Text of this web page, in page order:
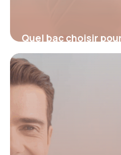
Quel bac choisir
orthodontiste :
réussir votre
4 juillet 2025